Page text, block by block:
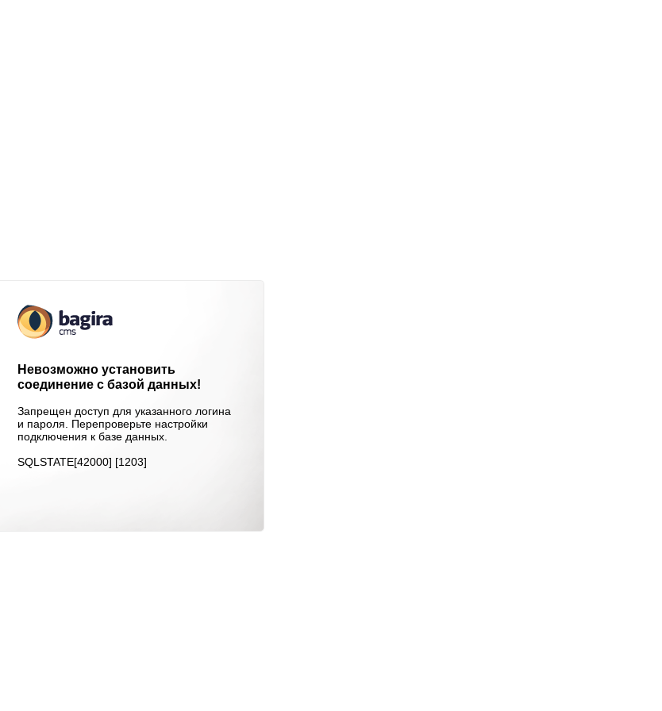
Невозможно установить
соединение с базой данных!
Запрещен доступ для указанного логина
и пароля. Перепроверьте настройки
подключения к базе данных.
SQLSTATE[42000] [1203]